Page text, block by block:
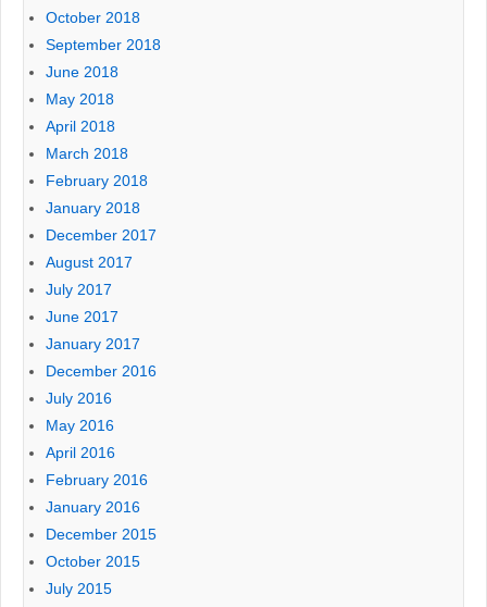
October 2018
September 2018
June 2018
May 2018
April 2018
March 2018
February 2018
January 2018
December 2017
August 2017
July 2017
June 2017
January 2017
December 2016
July 2016
May 2016
April 2016
February 2016
January 2016
December 2015
October 2015
July 2015